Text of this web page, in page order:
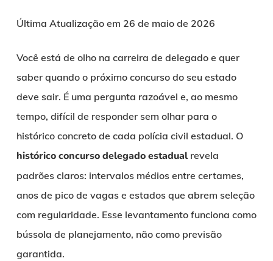
Última Atualização em 26 de maio de 2026
Você está de olho na carreira de delegado e quer
saber quando o próximo concurso do seu estado
deve sair. É uma pergunta razoável e, ao mesmo
tempo, difícil de responder sem olhar para o
histórico concreto de cada polícia civil estadual. O
histórico concurso delegado estadualrevela
padrões claros: intervalos médios entre certames,
anos de pico de vagas e estados que abrem seleção
com regularidade. Esse levantamento funciona como
bússola de planejamento, não como previsão
garantida.